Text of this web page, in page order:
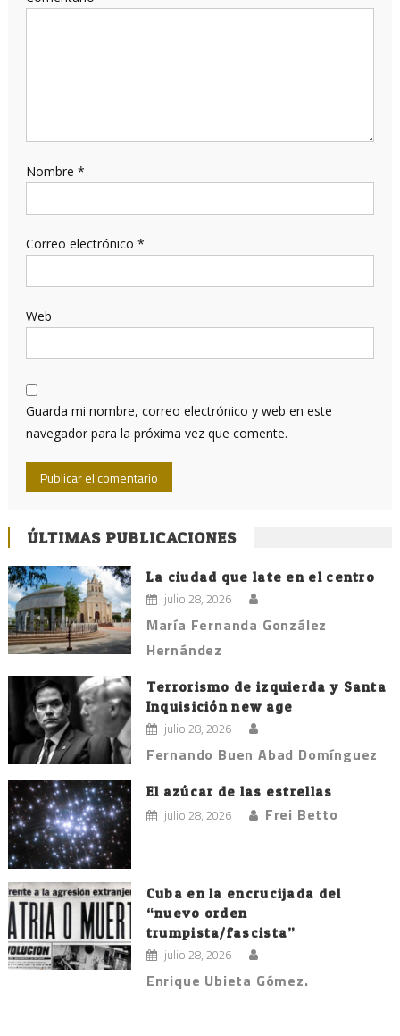
Nombre *
Correo electrónico *
Web
Guarda mi nombre, correo electrónico y web en este
navegador para la próxima vez que comente.
ÚLTIMAS PUBLICACIONES
La ciudad que late en el centro
julio 28, 2026
María Fernanda González
Hernández
Terrorismo de izquierda y Santa
Inquisición new age
julio 28, 2026
Fernando Buen Abad Domínguez
El azúcar de las estrellas
julio 28, 2026 Frei Betto
Cuba en la encrucijada del
“nuevo orden
trumpista/fascista”
julio 28, 2026
Enrique Ubieta Gómez.